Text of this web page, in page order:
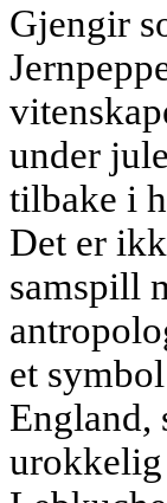
Gjengir
under
tilbake i
Det er
samspill
et
England,